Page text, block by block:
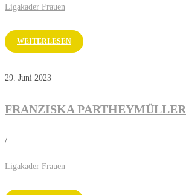
Ligakader Frauen
WEITERLESEN
29. Juni 2023
FRANZISKA PARTHEYMÜLLER
/
Ligakader Frauen